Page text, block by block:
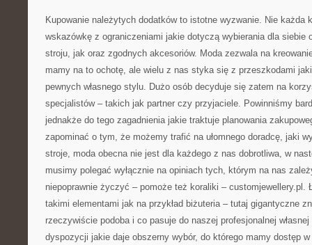
Kupowanie należytych dodatków to istotne wyzwanie. Nie każda
wskazówkę z ograniczeniami jakie dotyczą wybierania dla siebie
stroju, jak oraz zgodnych akcesoriów. Moda zezwala na
mamy na to ochotę, ale wielu z nas styka się z przeszkodami
pewnych własnego stylu. Dużo osób decyduje się zatem na
specjalistów – takich jak partner czy przyjaciele. Powinniśmy
jednakże do tego zagadnienia jakie traktuje planowania
zapominać o tym, że możemy trafić na ułomnego doradcę, jaki
stroje, moda obecna nie jest dla każdego z nas dobrotliwa, w
musimy polegać wyłącznie na opiniach tych, którym na nas
niepoprawnie życzyć – pomoże też koraliki – customjewellery.pl.
takimi elementami jak na przykład biżuteria – tutaj gigantyczne
rzeczywiście podoba i co pasuje do naszej profesjonalnej
dyspozycji jakie daje obszerny wybór, do którego mamy dostęp